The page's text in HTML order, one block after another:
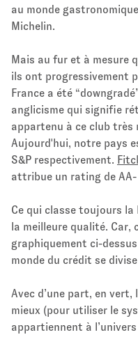
au monde
Michelin.
Mais au fur et à mesure
ils ont progressivement
France a été
anglicisme qui signifie
appartenu à ce club très
Aujourd'hui, notre pays
S&P respectivement.
attribue un rating de AA-
Ce qui classe toujours la
la meilleure qualité. Car,
graphiquement ci-
monde du crédit se
Avec d’une part, en
mieux (pour utiliser le
appartiennent à